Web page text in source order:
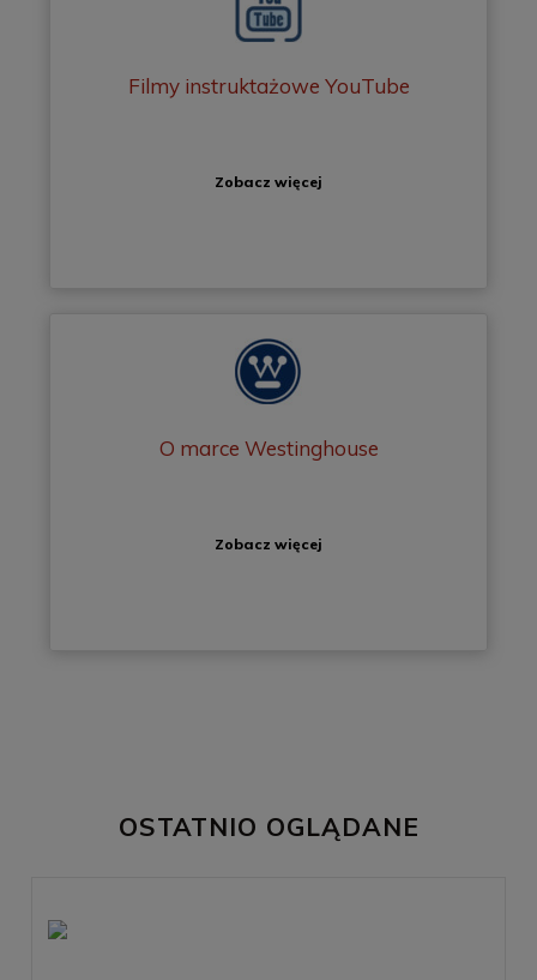
Filmy instruktażowe YouTube
Zobacz więcej
O marce Westinghouse
Zobacz więcej
OSTATNIO OGLĄDANE